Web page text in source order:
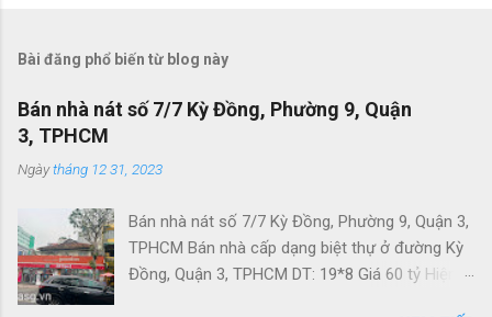
Bài đăng phổ biến từ blog này
Bán nhà nát số 7/7 Kỳ Đồng, Phường 9, Quận
3, TPHCM
Ngàytháng 12 31, 2023
Bán nhà nát số 7/7 Kỳ Đồng, Phường 9, Quận 3,
TPHCM Bán nhà cấp dạng biệt thự ở đường Kỳ
Đồng, Quận 3, TPHCM DT: 19*8 Giá 60 tỷ Hiện